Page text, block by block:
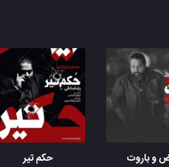
و باروت
حکم تیر